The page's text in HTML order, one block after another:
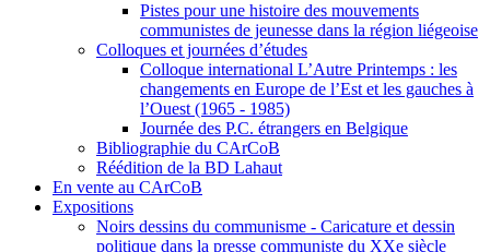
Pistes pour une histoire des mouvements
communistes de jeunesse dans la région liégeoise
Colloques et journées d’études
Colloque international L’Autre Printemps : les
changements en Europe de l’Est et les gauches à
l’Ouest (1965 - 1985)
Journée des P.C. étrangers en Belgique
Bibliographie du CArCoB
Réédition de la BD Lahaut
En vente au CArCoB
Expositions
Noirs dessins du communisme - Caricature et dessin
politique dans la presse communiste du XXe siècle